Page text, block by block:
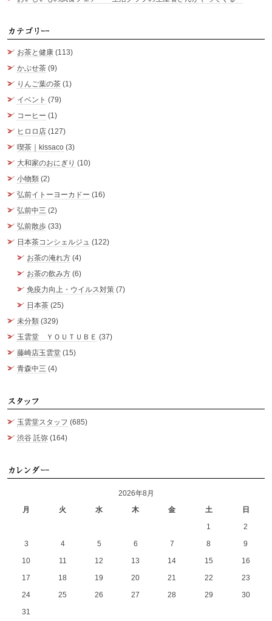
お茶と健康 (113)
かぶせ茶 (9)
りんご葉の茶 (1)
イベント (79)
コーヒー (1)
ヒロロ店 (127)
喫茶｜kissaco (3)
大和家のおにぎり (10)
小物類 (2)
弘前イトーヨーカドー (16)
弘前中三 (2)
弘前散歩 (33)
日本茶コンシェルジュ (122)
お茶の淹れ方 (4)
お茶の飲み方 (6)
免疫力向上・ウイルス対策 (7)
日本茶 (25)
未分類 (329)
玉雲堂 ＹＯＵＴＵＢＥ (37)
藤崎店玉雲堂 (15)
青森中三 (4)
玉雲堂スタッフ (685)
渋谷 託弥 (164)
2026年8月
月
火 水 木 金 土
日
1
2
3
4 5 6 7 8
9
10
11 12 13 14 15
16
17
18 19 20 21 22
23
24
25 26 27 28 29
30
31